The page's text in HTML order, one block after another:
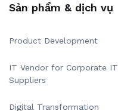
Sản phẩm & dịch vụ
Product Development
IT Vendor for Corporate IT
Suppliers
Digital Transformation